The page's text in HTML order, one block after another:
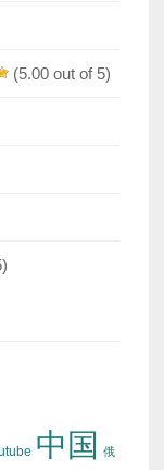
(5.00 out of 5)
中国 俄